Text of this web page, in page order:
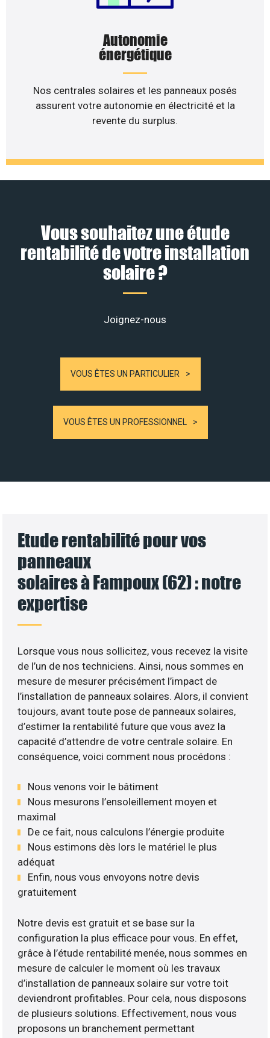
Autonomie
énergétique
Nos centrales solaires et les panneaux posés
assurent votre autonomie en électricité et la
revente du surplus.
Vous souhaitez une étude
rentabilité de votre installation
solaire ?
Joignez-nous
VOUS ÊTES UN PARTICULIER
VOUS ÊTES UN PROFESSIONNEL
Etude rentabilité pour vos
panneaux
solaires à Fampoux (62) : notre
expertise
Lorsque vous nous sollicitez, vous recevez la visite
de l’un de nos techniciens. Ainsi, nous sommes en
mesure de mesurer précisément l’impact de
l’installation de panneaux solaires. Alors, il convient
toujours, avant toute pose de panneaux solaires,
d’estimer la rentabilité future que vous avez la
capacité d’attendre de votre centrale solaire. En
conséquence, voici comment nous procédons :
Nous venons voir le bâtiment
Nous mesurons l’ensoleillement moyen et
maximal
De ce fait, nous calculons l’énergie produite
Nous estimons dès lors le matériel le plus
adéquat
Enfin, nous vous envoyons notre devis
gratuitement
Notre devis est gratuit et se base sur la
configuration la plus efficace pour vous. En effet,
grâce à l’étude rentabilité menée, nous sommes en
mesure de calculer le moment où les travaux
d’installation de panneaux solaire sur votre toit
deviendront profitables. Pour cela, nous disposons
de plusieurs solutions. Effectivement, nous vous
proposons un branchement permettant